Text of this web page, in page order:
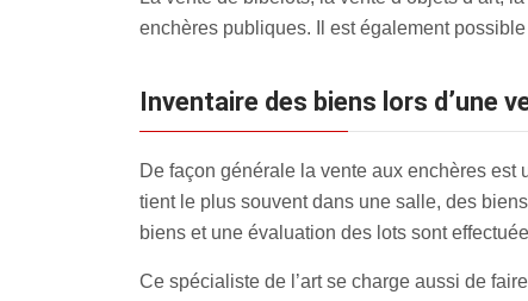
enchères publiques. Il est également
inventaire des biens lors d’une
De façon générale la vente aux enchères
tient le plus souvent dans une salle, des
biens et une évaluation des lots sont
Ce spécialiste de l’art se charge aussi de